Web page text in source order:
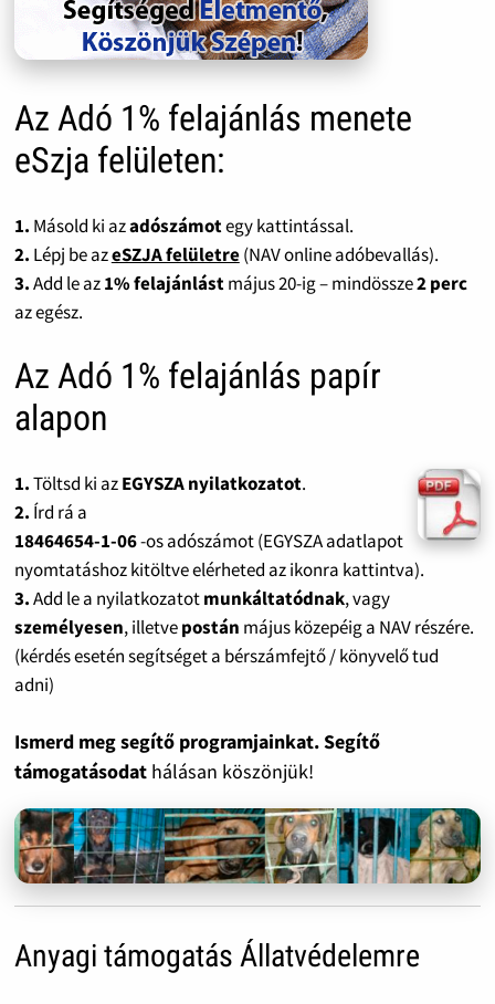
Az Adó 1% felajánlás menete
eSzja felületen:
1. Másold ki azadószámotegy kattintással.
2. Lépj be azeSZJA felületre(NAV online adóbevallás).
3.Add le az1% felajánlástmájus 20-ig – mindössze2 perc
az egész.
Az Adó 1% felajánlás papír
alapon
1.Töltsd ki azEGYSZA nyilatkozatot.
2. Írd rá a
18464654-1-06-os adószámot (EGYSZA adatlapot
nyomtatáshoz kitöltve elérheted az ikonra kattintva).
3.Add le a nyilatkozatotmunkáltatódnak, vagy
személyesen, illetvepostán május közepéig a NAV részére.
(kérdés esetén segítséget a bérszámfejtő / könyvelő tud
adni)
Ismerd meg segítő programjainkat. Segítő
támogatásodat hálásan köszönjük!
Anyagi támogatás Állatvédelemre